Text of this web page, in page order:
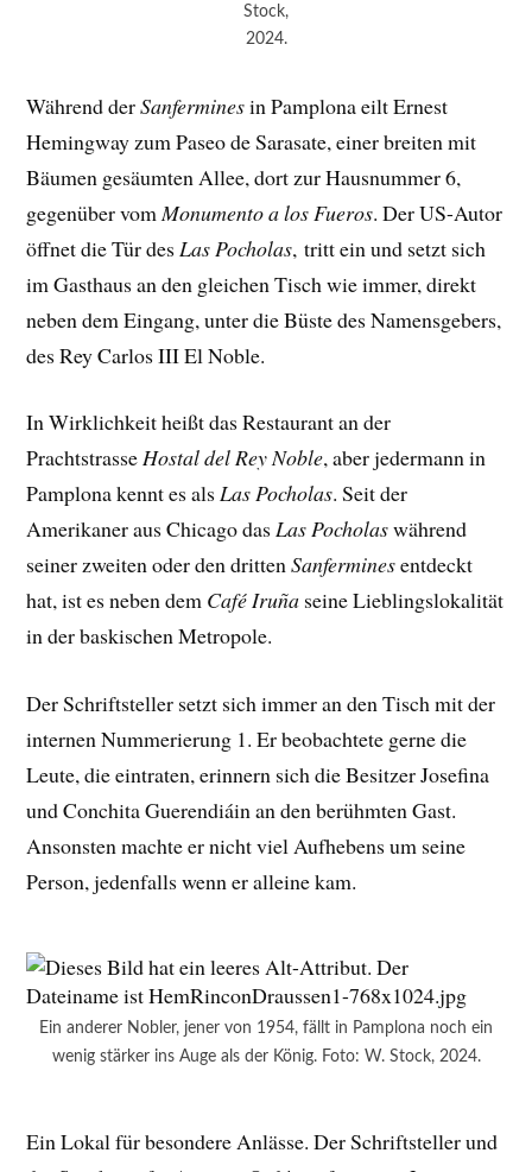
Stock,
2024.
Während derSanferminesin Pamplona eilt Ernest
Hemingway zum Paseo de Sarasate, einer breiten mit
Bäumen gesäumten Allee, dort zur Hausnummer 6,
gegenüber vom Monumento a los Fueros. Der US-Autor
öffnet die Tür des Las Pocholas, tritt ein und setzt sich
im Gasthaus an den gleichen Tisch wie immer, direkt
neben dem Eingang, unter die Büste des Namensgebers,
des Rey Carlos III El Noble.
In Wirklichkeit heißt das Restaurant an der
PrachtstrasseHostal del Rey Noble, aber jedermann in
Pamplona kennt es alsLas Pocholas. Seit der
Amerikaner aus Chicago dasLas Pocholaswährend
seiner zweiten oder den drittenSanferminesentdeckt
hat, ist es neben dem Café Iruña seine Lieblingslokalität
in der baskischen Metropole.
Der Schriftsteller setzt sich immer an den Tisch mit der
internen Nummerierung 1. Er beobachtete gerne die
Leute, die eintraten, erinnern sich die Besitzer Josefina
und Conchita Guerendiáin an den berühmten Gast.
Ansonsten machte er nicht viel Aufhebens um seine
Person, jedenfalls wenn er alleine kam.
Ein anderer Nobler, jener von 1954, fällt in Pamplona noch ein
wenig stärker ins Auge als der König. Foto: W. Stock, 2024.
Ein Lokal für besondere Anlässe. Der Schriftsteller und